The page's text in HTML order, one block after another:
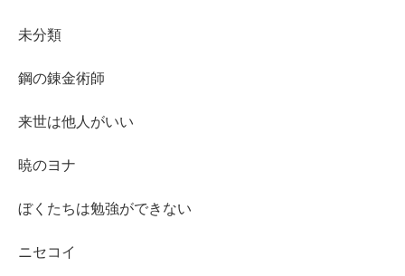
未分類
鋼の錬金術師
来世は他人がいい
暁のヨナ
ぼくたちは勉強ができない
ニセコイ